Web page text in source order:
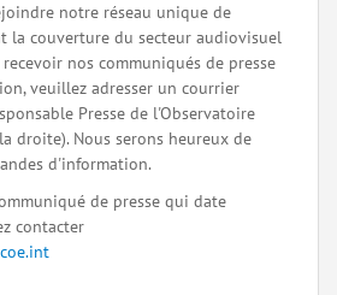
notre réseau unique de
la couverture du secteur audiovisuel
nos communiqués de presse
veuillez adresser un courrier
Presse de l'Observatoire
droite). Nous serons heureux de
d'information.
de presse qui date
contacter